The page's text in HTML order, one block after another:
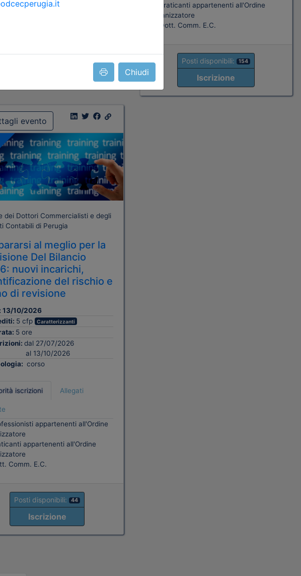
Chiudi
- praticanti appartenenti all'Ordine
organizzatore
- Dott. Comm. E.C.
Posti disponibili: 154
Iscrizione
evento
dei Dottori Commercialisti e degli
Contabili di Perugia
al meglio per la
Del Bilancio
nuovi incarichi,
del rischio e
di revisione
13/10/2026
5 cfp Caratterizzanti
5 ore
dal 27/07/2026
al 13/10/2026
corso
iscrizioni Allegati
appartenenti all'Ordine
appartenenti all'Ordine
Comm. E.C.
Posti disponibili: 44
Iscrizione